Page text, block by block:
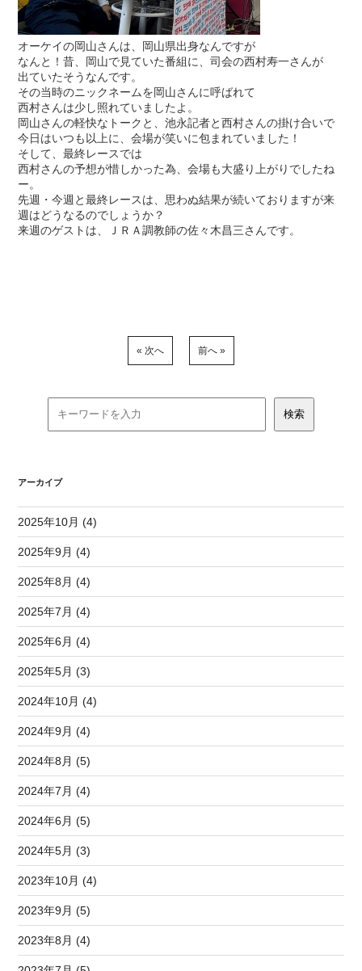
オーケイの岡山さんは、岡山県出身なんですが
なんと！昔、岡山で見ていた番組に、司会の西村寿一さんが
出ていたそうなんです。
その当時のニックネームを岡山さんに呼ばれて
西村さんは少し照れていましたよ。
岡山さんの軽快なトークと、池永記者と西村さんの掛け合いで
今日はいつも以上に、会場が笑いに包まれていました！
そして、最終レースでは
西村さんの予想が惜しかった為、会場も大盛り上がりでしたね
ー。
先週・今週と最終レースは、思わぬ結果が続いておりますが来
週はどうなるのでしょうか？
来週のゲストは、ＪＲＡ調教師の佐々木昌三さんです。
« 次へ 前へ »
アーカイブ
2025年10月 (4)
2025年9月 (4)
2025年8月 (4)
2025年7月 (4)
2025年6月 (4)
2025年5月 (3)
2024年10月 (4)
2024年9月 (4)
2024年8月 (5)
2024年7月 (4)
2024年6月 (5)
2024年5月 (3)
2023年10月 (4)
2023年9月 (5)
2023年8月 (4)